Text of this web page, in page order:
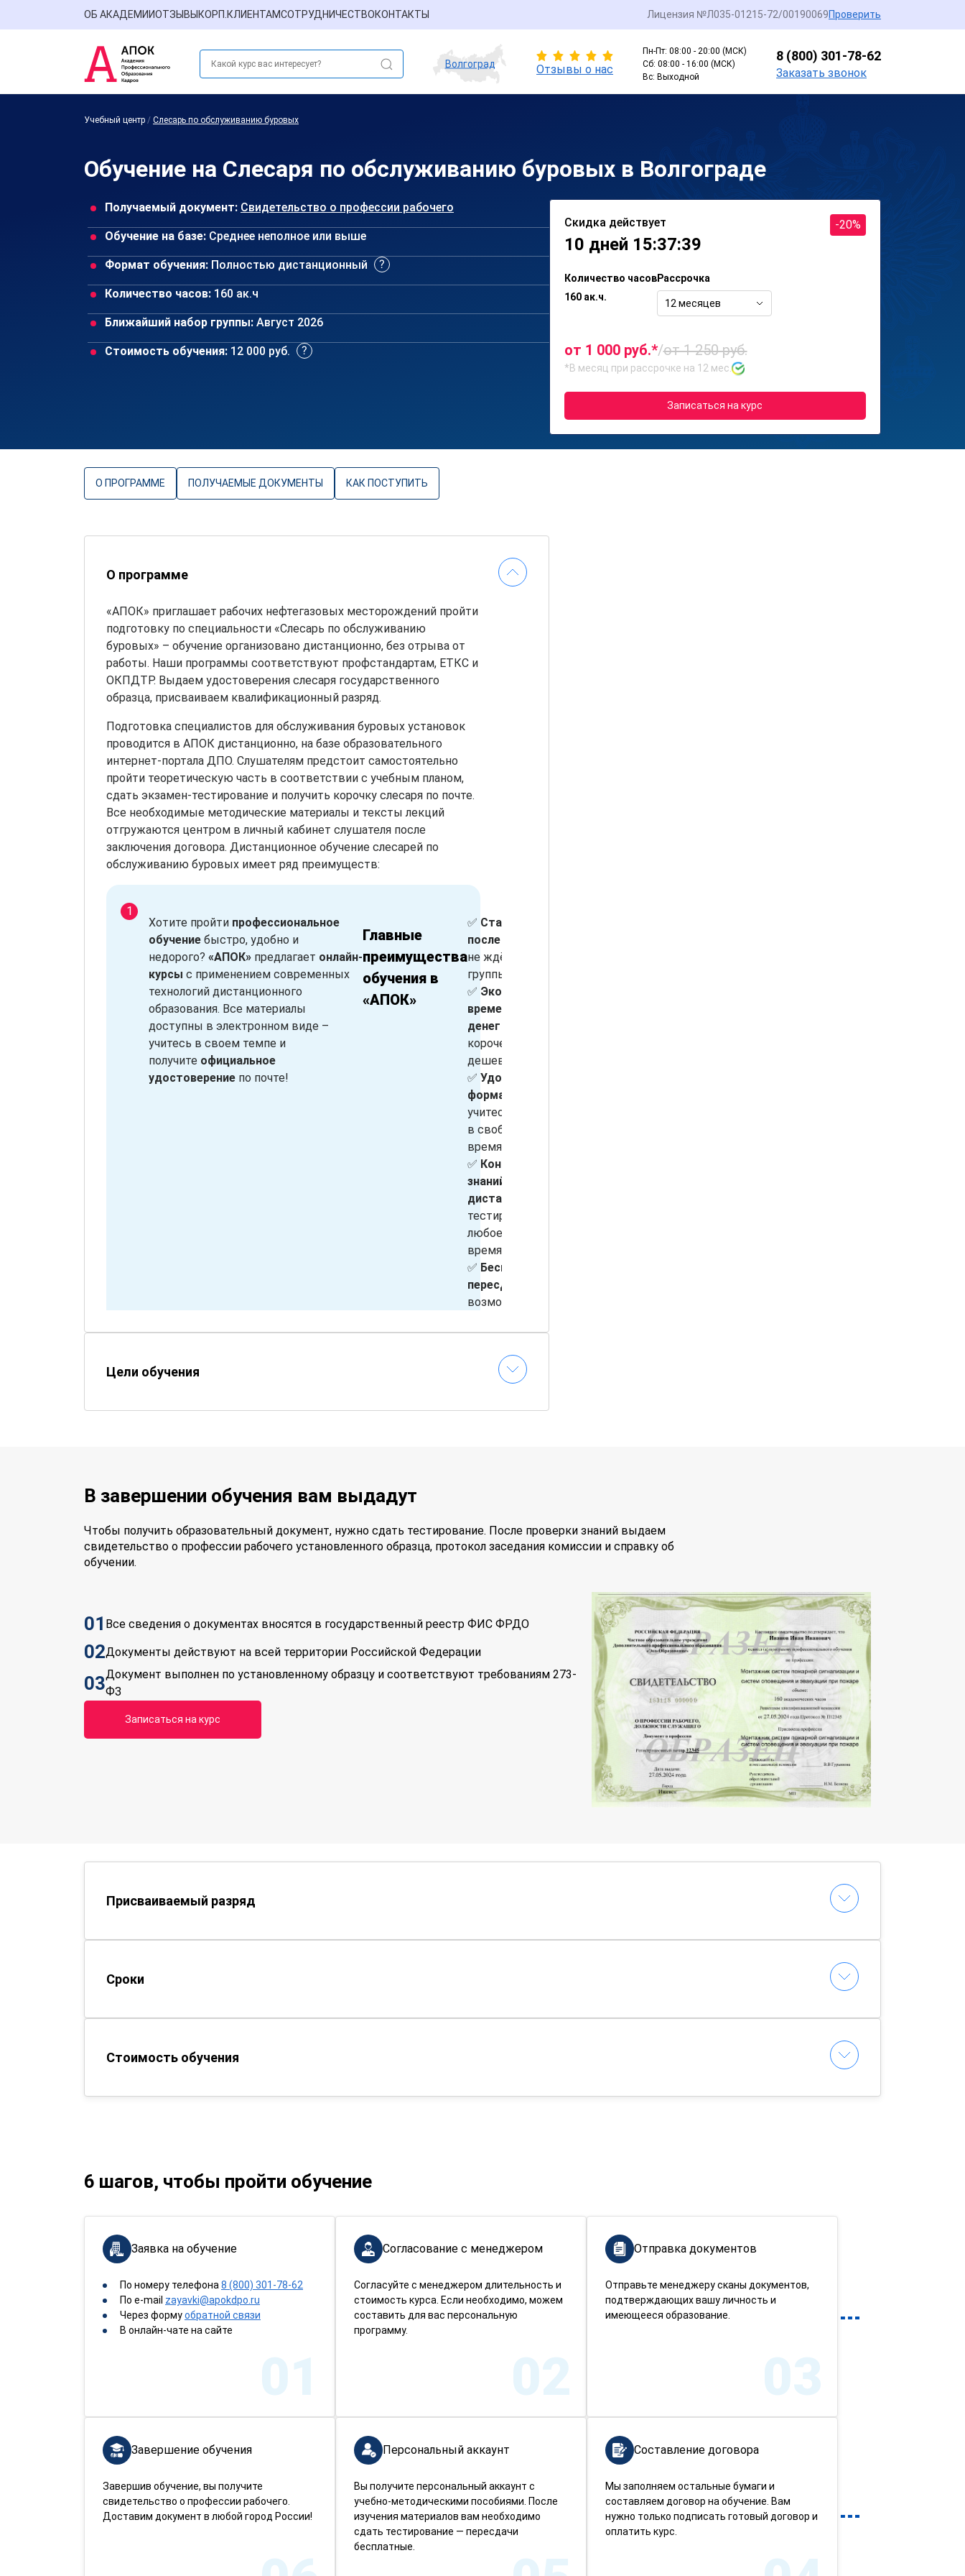
ОБ АКАДЕМИИОТЗЫВЫ КОРП.КЛИЕНТАМСОТРУДНИЧЕСТВОКОНТАКТЫ Лицензия №Л035-01215-72/00190069Проверить
Волгоград Отзывы о нас
Пн-Пт: 08:00 - 20:00 (МСК)
Сб: 08:00 - 16:00 (МСК)
Вс: Выходной
8 (800) 301-78-62
Заказать звонок
Учебный центр / Слесарь по обслуживанию буровых
Обучение на Слесаря по обслуживанию буровых в Волгограде
Получаемый документ: Свидетельство о профессии рабочего
Обучение на базе: Среднее неполное или выше
Формат обучения: Полностью дистанционный
Количество часов: 160 ак.ч
Ближайший набор группы: Август 2026
Стоимость обучения: 12 000 руб.
Скидка действует
10 дней 15:37:39
-20%
Количество часов
160 ак.ч.
Рассрочка
12 месяцев
от 1 000 руб.*/от 1 250 руб.
*В месяц при рассрочке на 12 мес.
Записаться на курс
О ПРОГРАММЕ ПОЛУЧАЕМЫЕ ДОКУМЕНТЫ КАК ПОСТУПИТЬ
О программе
«АПОК» приглашает рабочих нефтегазовых месторождений пройти
подготовку по специальности «Слесарь по обслуживанию
буровых» – обучение организовано дистанционно, без отрыва от
работы. Наши программы соответствуют профстандартам, ЕТКС и
ОКПДТР. Выдаем удостоверения слесаря государственного
образца, присваиваем квалификационный разряд.
Подготовка специалистов для обслуживания буровых установок
проводится в АПОК дистанционно, на базе образовательного
интернет-портала ДПО. Слушателям предстоит самостоятельно
пройти теоретическую часть в соответствии с учебным планом,
сдать экзамен-тестирование и получить корочку слесаря по почте.
Все необходимые методические материалы и тексты лекций
отгружаются центром в личный кабинет слушателя после
заключения договора. Дистанционное обучение слесарей по
обслуживанию буровых имеет ряд преимуществ:
Хотите пройти профессиональное
обучение быстро, удобно и
недорого? «АПОК» предлагает онлайн-
курсы с применением современных
технологий дистанционного
образования. Все материалы
доступны в электронном виде –
учитесь в своем темпе и
получите официальное
удостоверение по почте!
Главные
преимущества
обучения в
«АПОК»
✅ Старт сразу
после записи
не ждём набор
группы
✅ Экономия
времени и
денег
короче и
дешевле очных
✅ Удобный
формат
учитесь онлайн
в свободное
время
✅ Контроль
знаний
дистанционно
тестирование в
любое удобное
время
✅ Бесплатная
пересдача
возможность
результат
Доставка
документов
–
Цели обучения
В завершении обучения вам выдадут
Чтобы получить образовательный документ, нужно сдать тестирование. После проверки знаний выдаем
свидетельство о профессии рабочего установленного образца, протокол заседания комиссии и справку об
обучении.
01 Все сведения о документах вносятся в государственный реестр ФИС ФРДО
02Документы действуют на всей территории Российской Федерации
03Документ выполнен по установленному образцу и соответствуют требованиям 273-
ФЗ
Записаться на курс
Присваиваемый разряд
Сроки
Стоимость обучения
6 шагов, чтобы пройти обучение
Заявка на обучение
По номеру телефона 8 (800) 301-78-62
По e-mail zayavki@apokdpo.ru
Через формуобратной связи
В онлайн-чате на сайте
01
Согласование с менеджером
Согласуйте с менеджером длительность и
стоимость курса. Если необходимо, можем
составить для вас персональную
программу.
02
Отправка документов
Отправьте менеджеру сканы документов,
подтверждающих вашу личность и
имеющееся образование.
03
Составление договора
Мы заполняем остальные бумаги и
составляем договор на обучение. Вам
нужно только подписать готовый договор и
оплатить курс.
Персональный аккаунт
Вы получите персональный аккаунт с
учебно-методическими пособиями. После
изучения материалов вам необходимо
сдать тестирование — пересдачи
бесплатные.
Завершение обучения
Завершив обучение, вы получите
свидетельство о профессии рабочего.
Доставим документ в любой город России!